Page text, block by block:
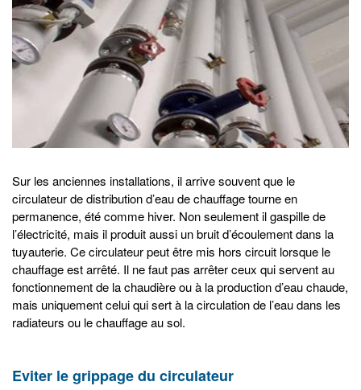
Sur les anciennes installations, il arrive souvent que le
circulateur de distribution d’eau de chauffage tourne en
permanence, été comme hiver. Non seulement il gaspille de
l’électricité, mais il produit aussi un bruit d’écoulement dans la
tuyauterie. Ce circulateur peut être mis hors circuit lorsque le
chauffage est arrêté. Il ne faut pas arrêter ceux qui servent au
fonctionnement de la chaudière ou à la production d’eau chaude,
mais uniquement celui qui sert à la circulation de l’eau dans les
radiateurs ou le chauffage au sol.
Eviter le grippage du circulateur